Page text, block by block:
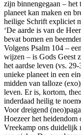
zijn binnengegaan –
planeet kan maken en
heilige Schrift expliciet
‘De aarde is van de
bevat bomen en
Volgens Psalm 104 –
wijzen – is Gods Geest
het aardse leven (vs.
unieke planeet in een
midden van talloze
leven. Er is, kortom,
inderdaad heilig te
Voor dreigend
Hoezeer het
Vreekamp ons duidelijk